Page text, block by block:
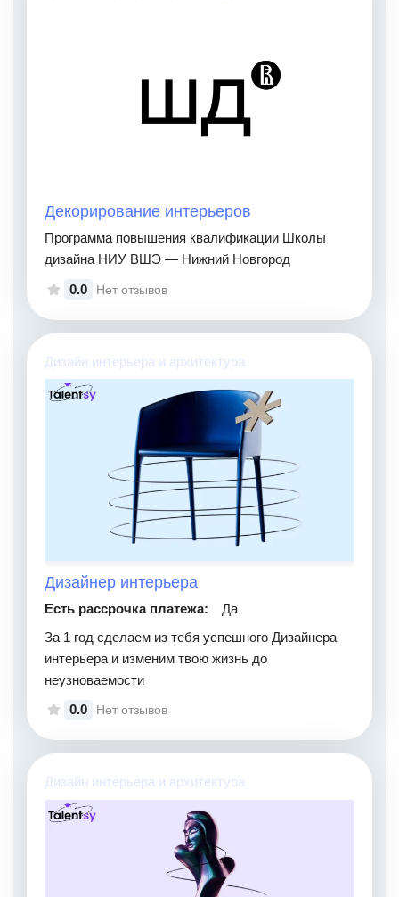
Декорирование интерьеров
Программа повышения квалификации Школы
дизайна НИУ ВШЭ — Нижний Новгород
0.0
Нет отзывов
Дизайн интерьера и архитектура
Дизайнер интерьера
Есть рассрочка платежа:
Да
За 1 год сделаем из тебя успешного Дизайнера
интерьера и изменим твою жизнь до
неузноваемости
0.0
Нет отзывов
Дизайн интерьера и архитектура